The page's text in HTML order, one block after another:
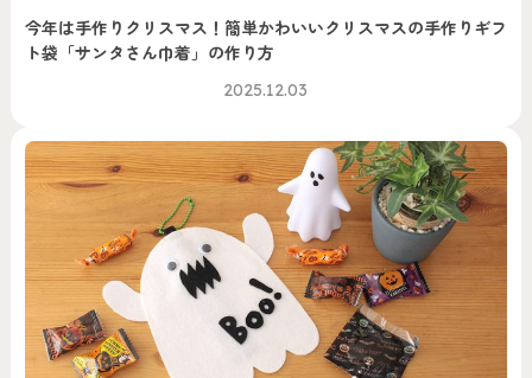
今年は手作りクリスマス！簡単かわいいクリスマスの手作りギフ
ト袋「サンタさん巾着」の作り方
2025.12.03